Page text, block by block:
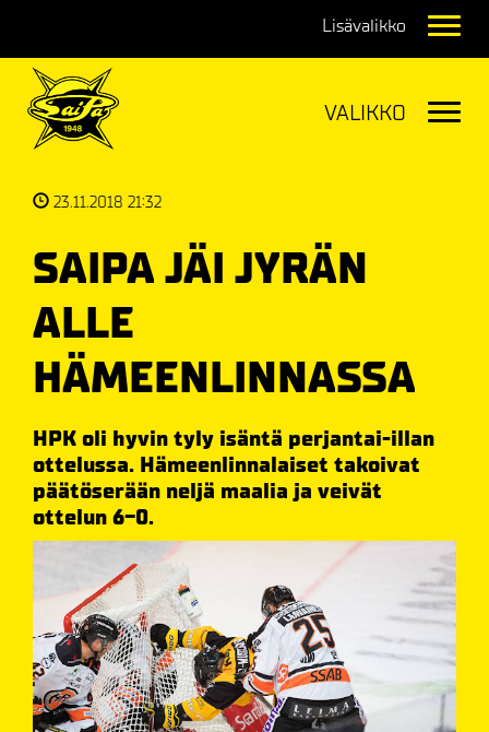
23.11.2018 21:32
SAIPA JÄI JYRÄN
ALLE
HÄMEENLINNASSA
HPK oli hyvin tyly isäntä perjantai-illan
ottelussa. Hämeenlinnalaiset takoivat
päätöserään neljä maalia ja veivät
ottelun 6-0.